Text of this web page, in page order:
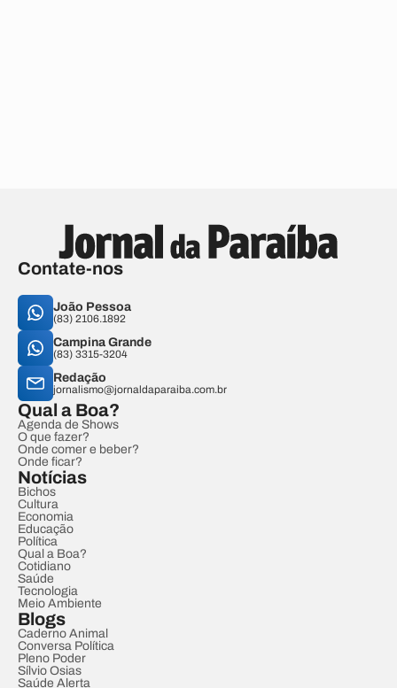
Contate-nos
João Pessoa
(83) 2106.1892
Campina Grande
(83) 3315-3204
Redação
jornalismo@jornaldaparaiba.com.br
Qual a Boa?
Agenda de Shows
O que fazer?
Onde comer e beber?
Onde ficar?
Notícias
Bichos
Cultura
Economia
Educação
Política
Qual a Boa?
Cotidiano
Saúde
Tecnologia
Meio Ambiente
Blogs
Caderno Animal
Conversa Política
Pleno Poder
Sílvio Osias
Saúde Alerta